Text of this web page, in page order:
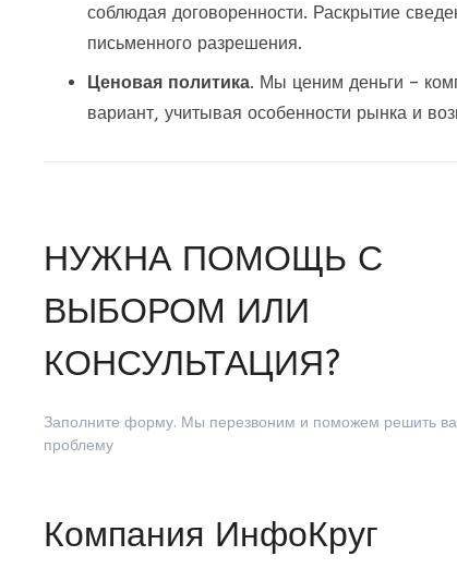
соблюдая договоренности. Раскрытие
письменного разрешения.
Ценовая политика. Мы ценим деньги – к
вариант, учитывая особенности рынка и
НУЖНА ПОМОЩЬ С
ВЫБОРОМ ИЛИ
КОНСУЛЬТАЦИЯ?
Заполните форму. Мы перезвоним и поможем решить
проблему
Компания ИнфоКруг
это
поле
пустым.